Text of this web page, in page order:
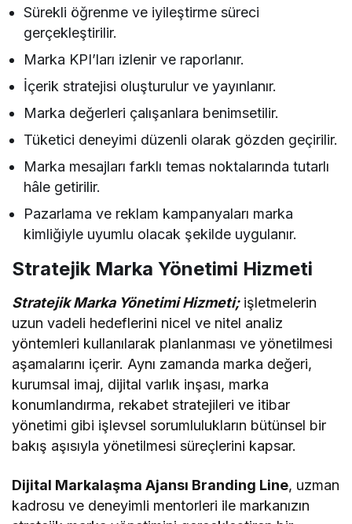
Sürekli öğrenme ve iyileştirme süreci
gerçekleştirilir.
Marka KPI’ları izlenir ve raporlanır.
İçerik stratejisi oluşturulur ve yayınlanır.
Marka değerleri çalışanlara benimsetilir.
Tüketici deneyimi düzenli olarak gözden geçirilir.
Marka mesajları farklı temas noktalarında tutarlı
hâle getirilir.
Pazarlama ve reklam kampanyaları marka
kimliğiyle uyumlu olacak şekilde uygulanır.
Stratejik Marka Yönetimi Hizmeti
Stratejik Marka Yönetimi Hizmeti;işletmelerin
uzun vadeli hedeflerini nicel ve nitel analiz
yöntemleri kullanılarak planlanması ve yönetilmesi
aşamalarını içerir. Aynı zamanda marka değeri,
kurumsal imaj, dijital varlık inşası, marka
konumlandırma, rekabet stratejileri ve itibar
yönetimi gibi işlevsel sorumlulukların bütünsel bir
bakış aşısıyla yönetilmesi süreçlerini kapsar.
Dijital Markalaşma Ajansı Branding Line, uzman
kadrosu ve deneyimli mentorleri ile markanızın